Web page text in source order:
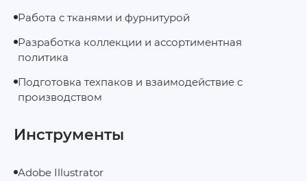
Работа с тканями и фурнитурой
Разработка коллекции и ассортиментная
политика
Подготовка техпаков и взаимодействие с
производством
Инструменты
Adobe Illustrator